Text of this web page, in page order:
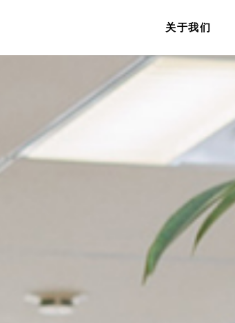
关于我们